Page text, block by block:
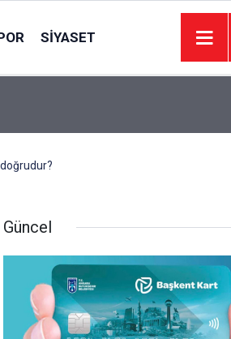
SIYASET
Güncel